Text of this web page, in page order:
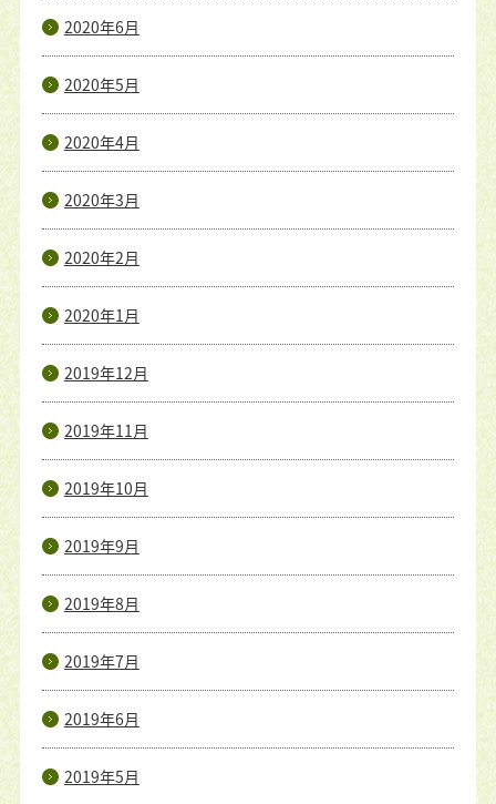
2020年6月
2020年5月
2020年4月
2020年3月
2020年2月
2020年1月
2019年12月
2019年11月
2019年10月
2019年9月
2019年8月
2019年7月
2019年6月
2019年5月